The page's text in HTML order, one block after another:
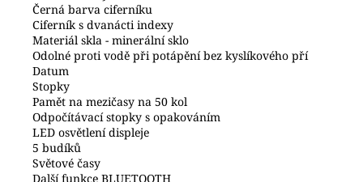
Černá barva ciferníku
Ciferník s dvanácti indexy
Materiál skla - minerální sklo
Odolné proti vodě při potápění bez kyslíkového pří
Datum
Stopky
Pamět na mezičasy na 50 kol
Odpočítávací stopky s opakováním
LED osvětlení displeje
5 budíků
Světové časy
Další funkce BLUETOOTH
Kč